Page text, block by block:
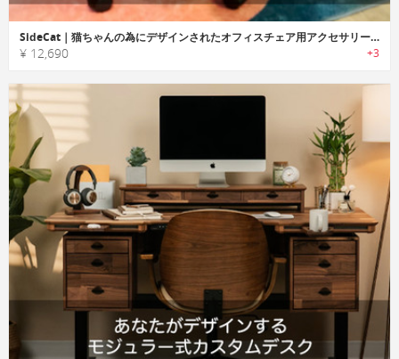
SideCat｜猫ちゃんの為にデザインされたオフィスチェア用アクセサリー「サイドキャット」
¥ 12,690 +3